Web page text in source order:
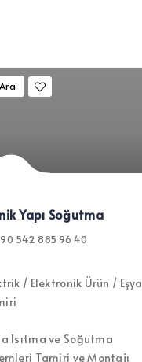
Ara
Yapı Soğutma
542 885 96 40
/ Elektronik Ürün / Eşya
Isıtma ve Soğutma
Tamiri ve Montajı